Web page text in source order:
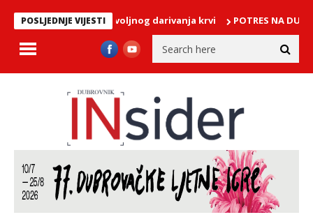
POSLJEDNJE VIJESTI
akciji dobrovoljnog darivanja krvi POTRES NA